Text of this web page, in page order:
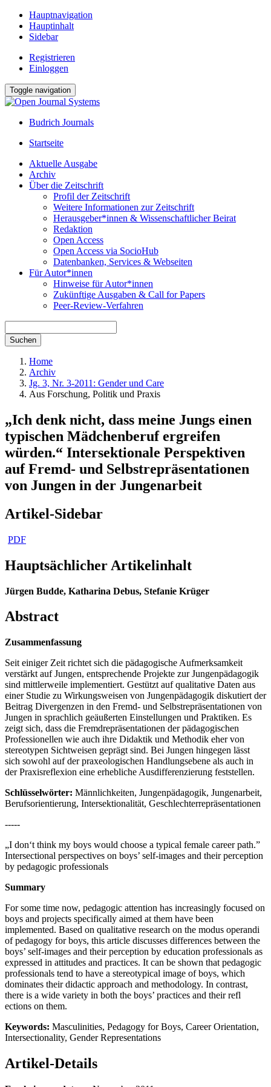
Hauptnavigation
Hauptinhalt
Sidebar
Registrieren
Einloggen
Toggle navigation
Budrich Journals
Startseite
Aktuelle Ausgabe
Archiv
Über die Zeitschrift
Profil der Zeitschrift
Weitere Informationen zur Zeitschrift
Herausgeber*innen & Wissenschaftlicher Beirat
Redaktion
Open Access
Open Access via SocioHub
Datenbanken, Services & Webseiten
Für Autor*innen
Hinweise für Autor*innen
Zukünftige Ausgaben & Call for Papers
Peer-Review-Verfahren
Suchen
Home
Archiv
Jg. 3, Nr. 3-2011: Gender und Care
Aus Forschung, Politik und Praxis
„Ich denk nicht, dass meine Jungs einen
typischen Mädchenberuf ergreifen
würden.“ Intersektionale Perspektiven
auf Fremd- und Selbstrepräsentationen
von Jungen in der Jungenarbeit
Artikel-Sidebar
PDF
Hauptsächlicher Artikelinhalt
Jürgen Budde, Katharina Debus, Stefanie Krüger
Abstract
Zusammenfassung
Seit einiger Zeit richtet sich die pädagogische Aufmerksamkeit
verstärkt auf Jungen, entsprechende Projekte zur Jungenpädagogik
sind mittlerweile implementiert. Gestützt auf qualitative Daten aus
einer Studie zu Wirkungsweisen von Jungenpädagogik diskutiert der
Beitrag Divergenzen in den Fremd- und Selbstrepräsentationen von
Jungen in sprachlich geäußerten Einstellungen und Praktiken. Es
zeigt sich, dass die Fremdrepräsentationen der pädagogischen
Professionellen wie auch ihre Didaktik und Methodik eher von
stereotypen Sichtweisen geprägt sind. Bei Jungen hingegen lässt
sich sowohl auf der praxeologischen Handlungsebene als auch in
der Praxisreflexion eine erhebliche Ausdifferenzierung feststellen.
Schlüsselwörter: Männlichkeiten, Jungenpädagogik, Jungenarbeit,
Berufsorientierung, Intersektionalität, Geschlechterrepräsentationen
-----
„I don‘t think my boys would choose a typical female career path.”
Intersectional perspectives on boys’ self-images and their perception
by pedagogic professionals
Summary
For some time now, pedagogic attention has increasingly focused on
boys and projects specifically aimed at them have been
implemented. Based on qualitative research on the modus operandi
of pedagogy for boys, this article discusses differences between the
boys’ self-images and their perception by education professionals as
expressed in attitudes and practices. It can be shown that pedagogic
professionals tend to have a stereotypical image of boys, which
dominates their didactic approach and methodology. In contrast,
there is a wide variety in both the boys’ practices and their refl
ections on them.
Keywords: Masculinities, Pedagogy for Boys, Career Orientation,
Intersectionality, Gender Representations
Artikel-Details